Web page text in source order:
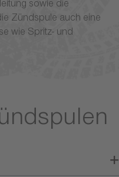
sowie die
Zündspule auch eine
wie Spritz- und